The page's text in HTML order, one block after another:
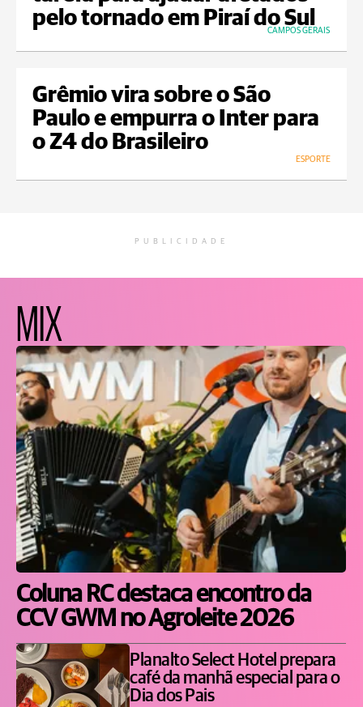
pelo tornado em Piraí do Sul
CAMPOS GERAIS
Grêmio vira sobre o São
Paulo e empurra o Inter para
o Z4 do Brasileiro
ESPORTE
PUBLICIDADE
MIX
Coluna RC destaca encontro da
CCV GWM no Agroleite 2026
Planalto Select Hotel prepara
café da manhã especial para o
Dia dos Pais